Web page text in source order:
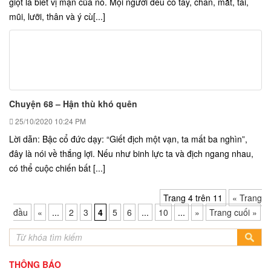
mũi, lưỡi, thân và ý cù[...]
Chuyện 68 – Hận thù khó quên
25/10/2020 10:24 PM
Lời dẫn: Bậc cổ đức dạy: “Giết địch một vạn, ta mất ba nghìn”,
đây là nói về thắng lợi. Nếu như binh lực ta và địch ngang nhau,
có thể cuộc chiến bất [...]
Trang 4 trên 11
« Trang
đầu
« ... 2 3 4 5 6 ... 10 ... » Trang cuối »
THÔNG BÁO